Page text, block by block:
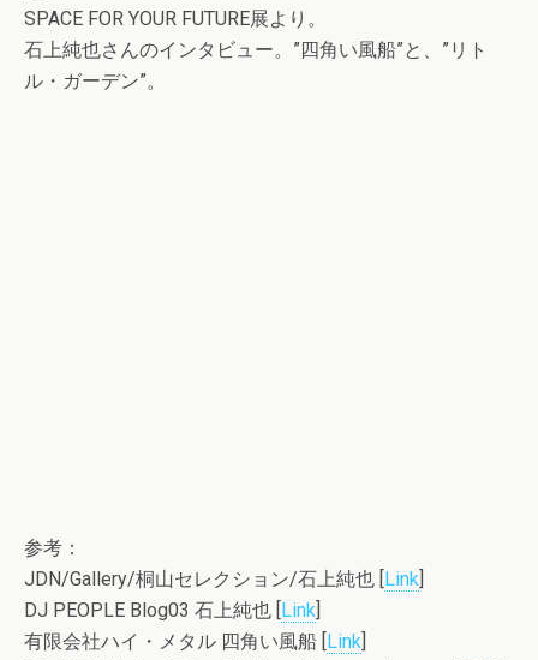
SPACE FOR YOUR FUTURE展より。
石上純也さんのインタビュー。”四角い風船”と、”リト
ル・ガーデン”。
参考：
JDN/Gallery/桐山セレクション/石上純也 [Link]
DJ PEOPLE Blog03 石上純也 [Link]
有限会社ハイ・メタル 四角い風船 [Link]